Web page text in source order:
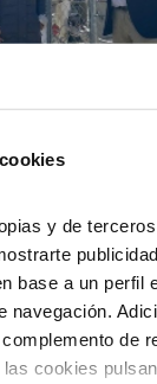
y de
base a un perfil
navegación.
de
cookies
de CO2
agua de